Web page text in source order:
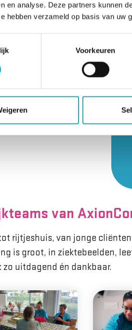
en analyse. Deze partners kunnen
hebben verzameld op basis van uw
Voorkeuren
van
rijtjeshuis, van jonge
is groot, in ziektebeelden,
zo uitdagend én dankbaar.